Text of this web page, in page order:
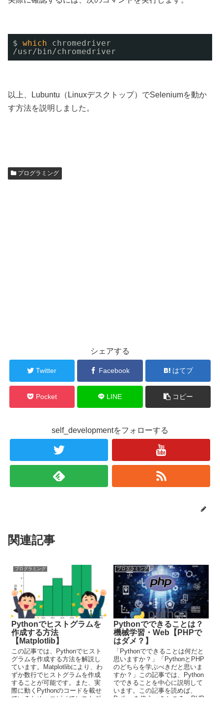
$ which
chromedriver
/usr/bin/chromedriver
以上、Lubuntu（Linuxデスクトップ）でSeleniumを動か
す方法を説明しました。
プログラミング
シェアする
Twitter Facebook はてブ
Pocket LINE コピー
self_developmentをフォローする
関連記事
プログラミング
Pythonでヒストグラムを
作成する方法
【Matplotlib】
この記事では、Pythonでヒスト
グラムを作成する方法を解説し
ています。Matplotlibにより、わ
ずか数行でヒストグラムを作成
することが可能です。また、実
際に動くPythonのコードを載せ
ているため、コピペでヒストグ
プログラミング
Pythonでできることは？
機械学習・Web【PHPで
はダメ？】
「Pythonでできることは何だと
思いますか？」「PythonとPHP
のどちらを学ぶべきだと思いま
すか？」この記事では、Python
でできることを中心に説明して
います。この記事を読めば、
Pythonを使うべきところ、PHP